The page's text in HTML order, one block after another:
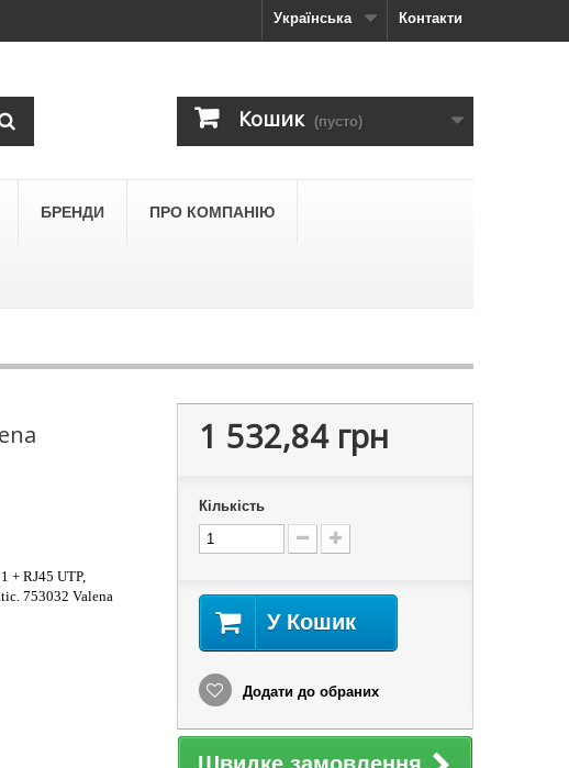
Контакти
Українська
Кошик (пусто)
БРЕНДИ ПРО КОМПАНІЮ
+ RJ45 UTP,
753032 Valena
1 532,84 грн
Кількість
У Кошик
Додати до обраних